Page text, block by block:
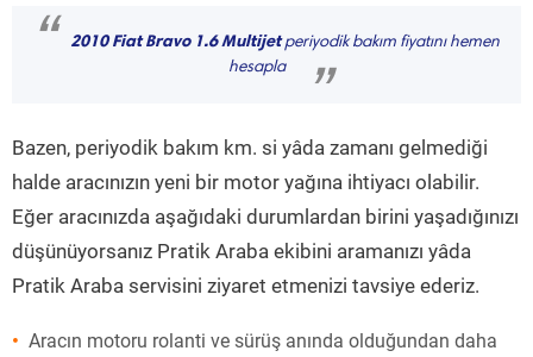
“ 2010 Fiat Bravo 1.6 Multijetperiyodik bakım fiyatını hemen
hesapla
”
Bazen, periyodik bakım km. si yâda zamanı gelmediği
halde aracınızın yeni bir motor yağına ihtiyacı olabilir.
Eğer aracınızda aşağıdaki durumlardan birini yaşadığınızı
düşünüyorsanız Pratik Araba ekibini aramanızı yâda
Pratik Araba servisini ziyaret etmenizi tavsiye ederiz.
Aracın motoru rolanti ve sürüş anında olduğundan daha